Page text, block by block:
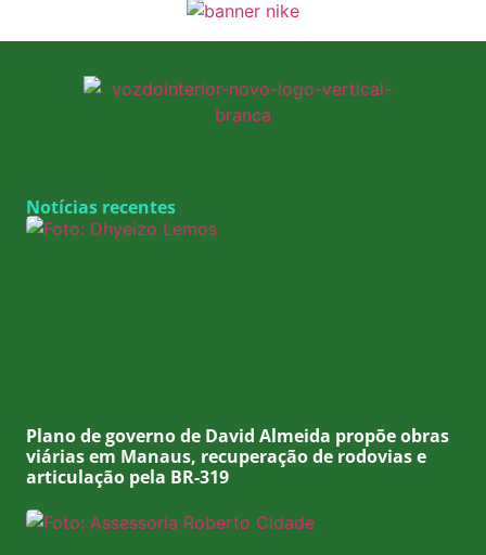
Notícias recentes
Plano de governo de David Almeida propõe obras
viárias em Manaus, recuperação de rodovias e
articulação pela BR-319